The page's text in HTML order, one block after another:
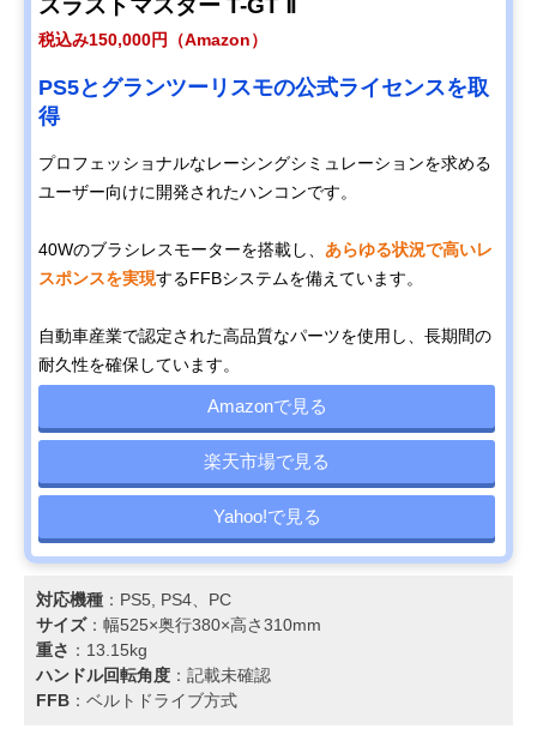
税込み150,000円（Amazon）
PS5とグランツーリスモの公式ライセンスを取
得
プロフェッショナルなレーシングシミュレーションを求める
ユーザー向けに開発されたハンコンです。
40Wのブラシレスモーターを搭載し、 あらゆる状況で高いレ
スポンスを実現するFFBシステムを備えています。
自動車産業で認定された高品質なパーツを使用し、長期間の
耐久性を確保しています。
Amazonで見る
楽天市場で見る
Yahoo!で見る
対応機種 ：PS5, PS4、PC
サイズ：幅525×奥行380×高さ310mm
重さ ：13.15kg
ハンドル回転角度 ：記載未確認
FFB ：ベルトドライブ方式